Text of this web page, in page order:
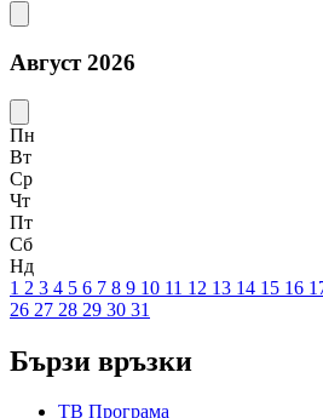
Август 2026
Пн
Вт
Ср
Чт
Пт
Сб
Нд
1 2 3 4 5 6 7 8 9 10 11 12 13 14 15 16
26 27 28 29 30 31
Бързи връзки
ТВ Програма